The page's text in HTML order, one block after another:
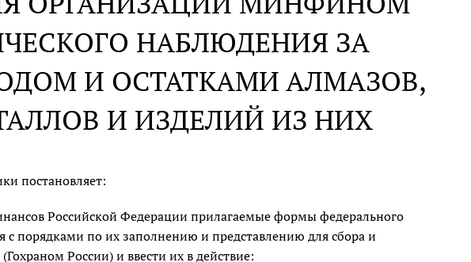
НАБЛЮДЕНИЯ ЗА
И ОСТАТКАМИ АЛМАЗОВ,
И ИЗДЕЛИЙ ИЗ НИХ
постановляет:
Российской Федерации прилагаемые формы федерального
с порядками по их заполнению и представлению для сбора и
России) и ввести их в действие: